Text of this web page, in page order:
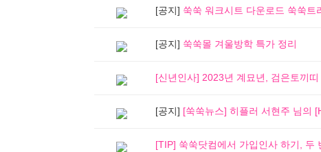
[공지] 쑥쑥 워크시트 다운로드 쑥쑥트
[공지] 쑥쑥몰 겨울방학 특가 정리
[신년인사] 2023년 계묘년, 검은토끼띠
[공지] [쑥쑥뉴스] 히플러 서현주 님의
[TIP] 쑥쑥닷컴에서 가입인사 하기, 두